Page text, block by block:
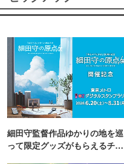
細田守監督作品ゆかりの地を巡
って限定グッズがもらえるチャ